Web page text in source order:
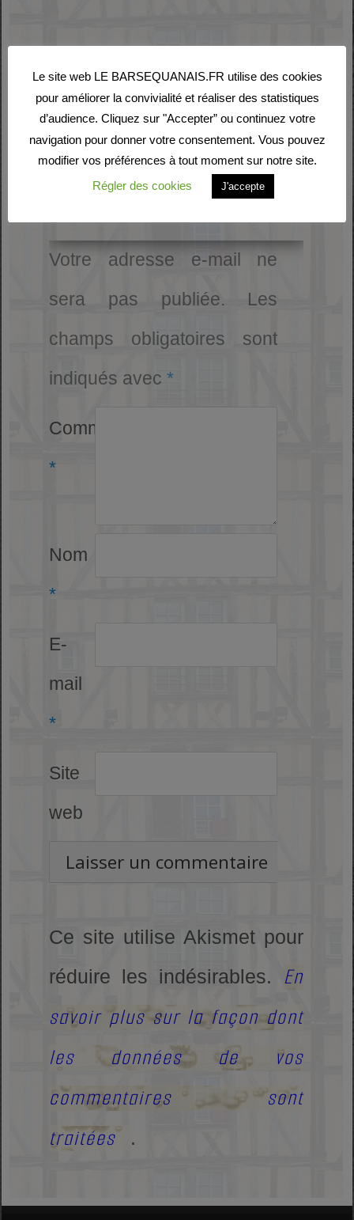
Pour marque-pages :
Permalien .
Votre adresse e-mail ne
sera pas publiée.
Les
champs obligatoires sont
indiqués avec*
Commentaire
*
Nom
*
E-
mail
*
Site
web
Ce site utilise Akismet pour
réduire les indésirables. En
savoir plus sur la façon dont
les données de vos
commentaires sont
traitées
.
Le site web LE BARSEQUANAIS.FR utilise des cookies
pour améliorer la convivialité et réaliser des statistiques
d’audience. Cliquez sur "Accepter” ou continuez votre
navigation pour donner votre consentement. Vous pouvez
modifier vos préférences à tout moment sur notre site.
Régler des cookies
J'accepte